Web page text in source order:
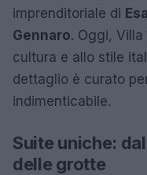
imprenditoriale di
Gennaro. Oggi,
cultura e allo stile
dettaglio è curato
indimenticabile.
Suite uniche:
delle grotte